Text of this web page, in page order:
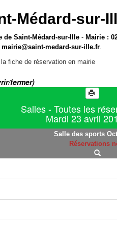
Médard-sur-
de Saint-Médard-sur-Ille - Mairie :
mairie@saint-medard-sur-ille.fr.
fiche de réservation en mairie
fermer)
Salles - Toutes les
Mardi 23 avril
Salle des sports
Réservations